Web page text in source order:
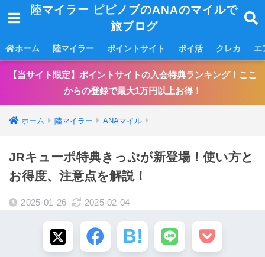
陸マイラー ピピノブのANAのマイルで
旅ブログ
ホーム 陸マイラー ポイントサイト ポイ活 クレカ エ
【当サイト限定】ポイントサイトの入会特典ランキング！ここ
からの登録で最大1万円以上お得！
ホーム 陸マイラー ANAマイル
JRキューポ特典きっぷが新登場！使い方と
お得度、注意点を解説！
2025-01-26 2025-02-04